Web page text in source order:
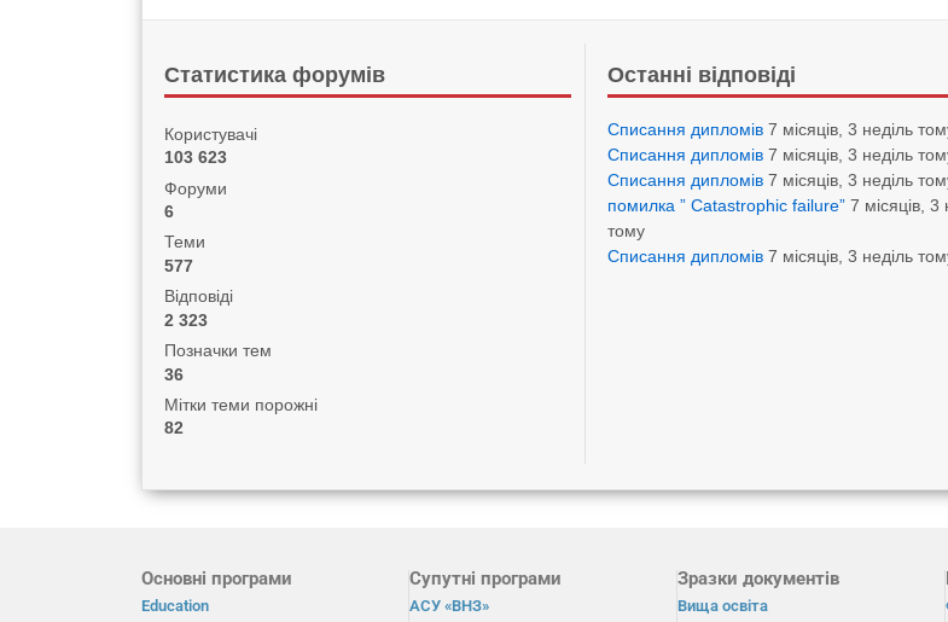
Статистика форумів
Користувачі
103 623
Форуми
6
Теми
577
Відповіді
2 323
Позначки тем
36
Мітки теми порожні
82
Останні відповіді
Списання дипломів 7 місяців, 3 неділь
Списання дипломів 7 місяців, 3 неділь
Списання дипломів 7 місяців, 3 неділь
помилка ” Catastrophic failure” 7 місяців, 3
тому
Списання дипломів 7 місяців, 3 неділь
Основні програми
Education
Супутні програми
АСУ «ВНЗ»
Зразки документів
Вища освіта